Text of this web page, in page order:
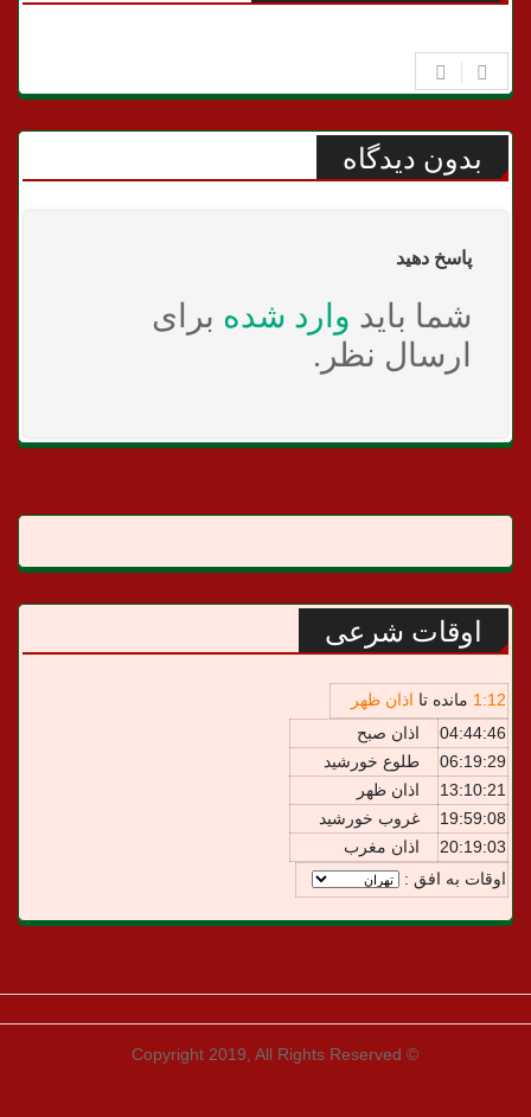
بدون دیدگاه
پاسخ دهید
شما باید وارد شده برای
ارسال نظر.
اوقات شرعی
1 :12 مانده تا اذان ظهر
04:44:46
اذان صبح
06:19:29
طلوع خورشید
13:10:21
اذان ظهر
19:59:08
غروب خورشید
20:19:03
اذان مغرب
اوقات به افق :
© Copyright 2019, All Rights Reserved